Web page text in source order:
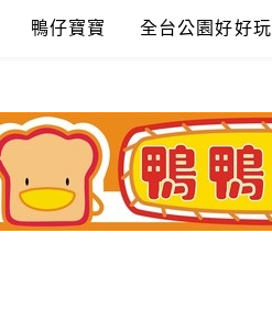
鴨仔寶寶 全台公園好好玩